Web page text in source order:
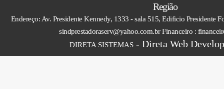
Região
Endereço: Av. Presidente Kennedy, 1333 - sala 515, Edificio Presidente
sindprestadoraserv@yahoo.com.br Financeiro :
DIRETA SISTEMAS- Direta Web